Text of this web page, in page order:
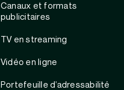
Canaux et formats
publicitaires
TV en streaming
Vidéo en ligne
Portefeuille d’adressabilité